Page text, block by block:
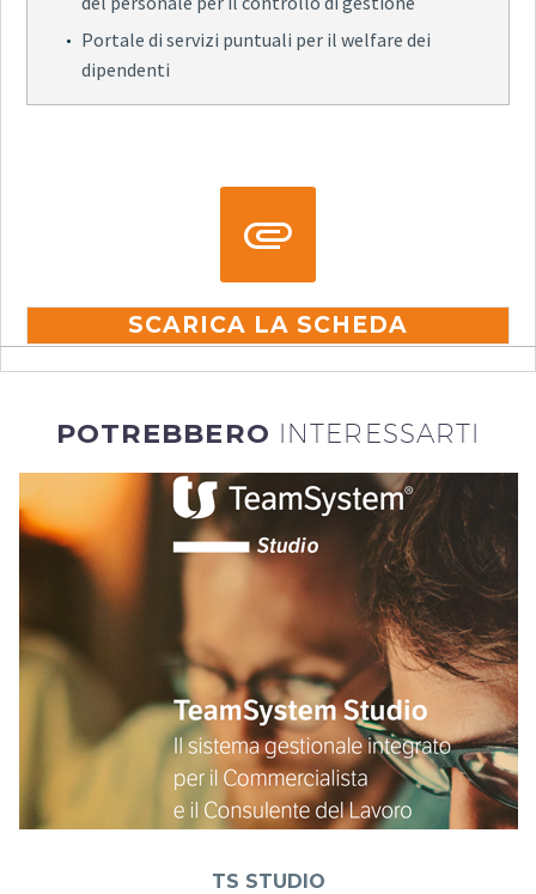
Portale di servizi puntuali per il welfare dei
dipendenti


SCARICA LA SCHEDA
POTREBBERO INTERESSARTI
TS STUDIO